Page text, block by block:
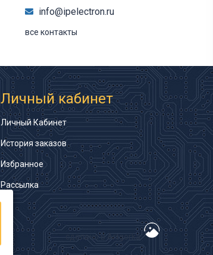
info@ipelectron.ru
все контакты
Личный кабинет
Личный Кабинет
История заказов
Избранное
Рассылка
сделано в Artgorka